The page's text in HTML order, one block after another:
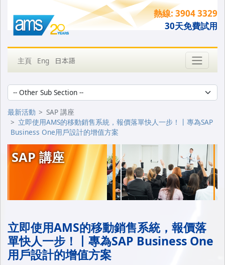
熱線: 3904 3329
30天免費試用
主頁 Eng 日本語
最新活動
SAP 講座
立即使用AMS的移動銷售系統，報價落單快人一步！丨專為SAP
Business One用戶設計的增值方案
SAP講座
立即使用AMS的移動銷售系統，報價落
單快人一步！丨專為SAP Business One
用戶設計的增值方案